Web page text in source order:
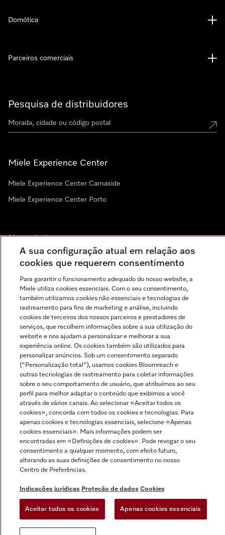
Pesquisa de distribuidores
Miele Experience Center
Miele Experience Center Carnaxide
Miele Experience Center Porto
Newsletter
Domótica
Parceiros comerciais
Indicações jurídicas
Condições gerais
Proteção de dados
Condições de utilização
Livro de reclamações
Declaração de Acessibilidade
Lei dos Serviços Digitais
Definições de cookies
Miele no Instagram
Miele no Facebook
Miele no Youtube
A sua configuração atual em relação aos
cookies que requerem consentimento
Para garantir o funcionamento adequado do nosso website, a
Miele utiliza cookies essenciais. Com o seu consentimento,
também utilizamos cookies não essenciais e tecnologias de
rastreamento para fins de marketing e análise, incluindo
cookies de terceiros dos nossos parceiros e prestadores de
serviços, que recolhem informações sobre a sua utilização do
website e nos ajudam a personalizar e melhorar a sua
experiência online. Os cookies também são utilizados para
personalizar anúncios. Sob um consentimento separado
("Personalização total"), usamos cookies Bloomreach e
outras tecnologias de rastreamento para coletar informações
sobre o seu comportamento de usuário, que atribuímos ao seu
perfil para melhor adaptar o conteúdo que exibimos a você
através de vários canais. Ao selecionar «Aceitar todos os
cookies», concorda com todos os cookies e tecnologias. Para
apenas cookies e tecnologias essenciais, selecione «Apenas
cookies essenciais». Mais informações podem ser
encontradas em «Definições de cookies». Pode revogar o seu
consentimento a qualquer momento, com efeito futuro,
alterando as suas definições de consentimento no nosso
Centro de Preferências.
Indicações jurídicas Proteção de dados Cookies
Aceitar todos os cookies Apenas cookies essenciais